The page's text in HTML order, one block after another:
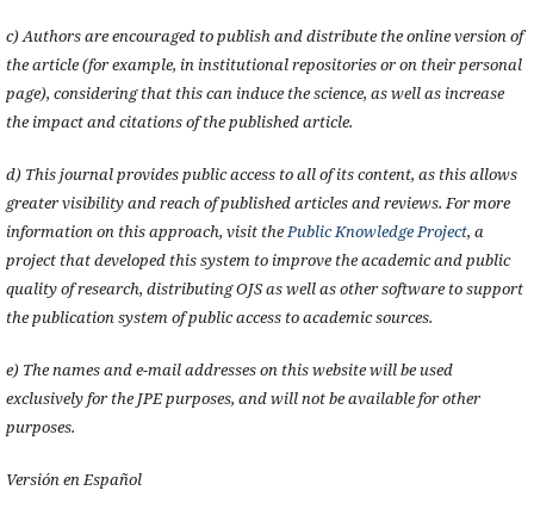
c) Authors are encouraged to publish and distribute the online version of
the article (for example, in institutional repositories or on their personal
page), considering that this can induce the science, as well as increase
the impact and citations of the published article.
d) This journal provides public access to all of its content, as this allows
greater visibility and reach of published articles and reviews. For more
information on this approach, visit thePublic Knowledge Project, a
project that developed this system to improve the academic and public
quality of research, distributing OJS as well as other software to support
the publication system of public access to academic sources.
e) The names and e-mail addresses on this website will be used
exclusively for the JPE purposes, and will not be available for other
purposes.
Versión en Español